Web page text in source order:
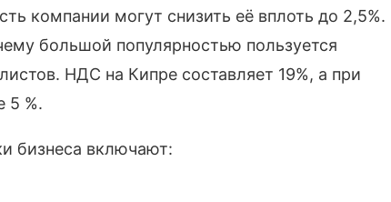
компании могут снизить её вплоть до 2,5%.
большой популярностью пользуется
НДС на Кипре составляет 19%, а при
5 %.
бизнеса включают: